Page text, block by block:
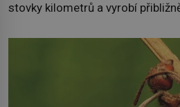
stovky kilometrů a vyrobí
bezvýznamná. Teprve když se
tisíc příslušnic svého včelstva,
nejdokonalejších organismů […]